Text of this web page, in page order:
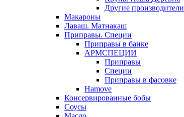
Другие производители
Макароны
Лаваш. Матнакаш
Приправы. Специи
Приправы в банке
АРМСПЕЦИИ
Приправы
Специи
Приправы в фасовке
Hamove
Консервированные бобы
Соусы